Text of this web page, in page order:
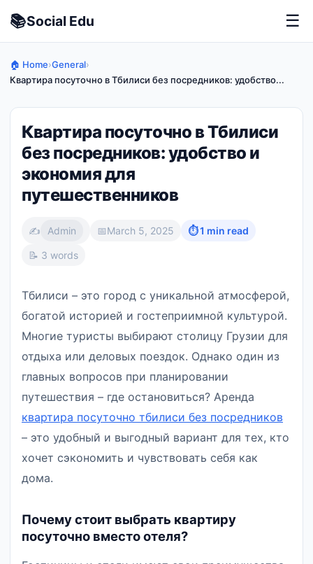
📚Social Edu ☰
🏠 Home›General›
Квартира посуточно в Тбилиси без посредников: удобство...
Квартира посуточно в Тбилиси
без посредников: удобство и
экономия для
путешественников
✍️ Admin 📅March 5, 2025 ⏱ 1 min read
📝 3 words
Тбилиси – это город с уникальной атмосферой,
богатой историей и гостеприимной культурой.
Многие туристы выбирают столицу Грузии для
отдыха или деловых поездок. Однако один из
главных вопросов при планировании
путешествия – где остановиться? Аренда
квартира посуточно тбилиси без посредников
– это удобный и выгодный вариант для тех, кто
хочет сэкономить и чувствовать себя как
дома.
Почему стоит выбрать квартиру
посуточно вместо отеля?